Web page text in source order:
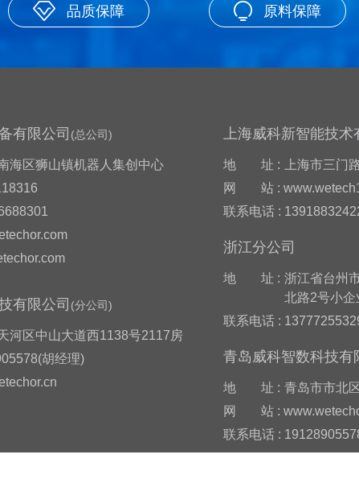
品质保障 原料保障
有限公司 (总公司)
海区狮山镇机器人集创中心
有限公司 (分公司)
河区中山大道西1138号2117房
胡经理)
上海威科新智能技术
地 址 :
上海市三门
网
站 :
联系电话 :
浙江分公司
地 址 : 浙江省台州
北路2号小
联系电话 :
青岛威科智数科技有
地 址 : 青岛市市北
网
站 :
联系电话 :